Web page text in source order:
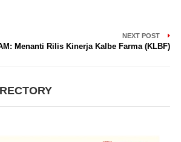
NEXT POST
Menanti Rilis Kinerja Kalbe Farma (KLBF)